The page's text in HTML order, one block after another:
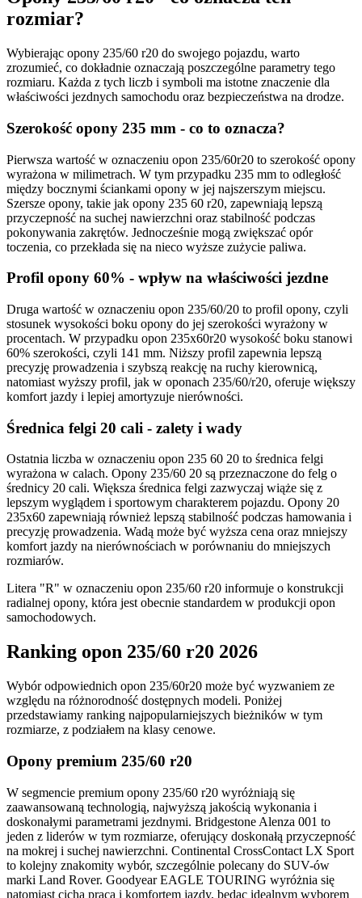
rozmiar?
Wybierając opony 235/60 r20 do swojego pojazdu, warto
zrozumieć, co dokładnie oznaczają poszczególne parametry tego
rozmiaru. Każda z tych liczb i symboli ma istotne znaczenie dla
właściwości jezdnych samochodu oraz bezpieczeństwa na drodze.
Szerokość opony 235 mm - co to oznacza?
Pierwsza wartość w oznaczeniu opon 235/60r20 to szerokość opony
wyrażona w milimetrach. W tym przypadku 235 mm to odległość
między bocznymi ściankami opony w jej najszerszym miejscu.
Szersze opony, takie jak opony 235 60 r20, zapewniają lepszą
przyczepność na suchej nawierzchni oraz stabilność podczas
pokonywania zakrętów. Jednocześnie mogą zwiększać opór
toczenia, co przekłada się na nieco wyższe zużycie paliwa.
Profil opony 60% - wpływ na właściwości jezdne
Druga wartość w oznaczeniu opon 235/60/20 to profil opony, czyli
stosunek wysokości boku opony do jej szerokości wyrażony w
procentach. W przypadku opon 235x60r20 wysokość boku stanowi
60% szerokości, czyli 141 mm. Niższy profil zapewnia lepszą
precyzję prowadzenia i szybszą reakcję na ruchy kierownicą,
natomiast wyższy profil, jak w oponach 235/60/r20, oferuje większy
komfort jazdy i lepiej amortyzuje nierówności.
Średnica felgi 20 cali - zalety i wady
Ostatnia liczba w oznaczeniu opon 235 60 20 to średnica felgi
wyrażona w calach. Opony 235/60 20 są przeznaczone do felg o
średnicy 20 cali. Większa średnica felgi zazwyczaj wiąże się z
lepszym wyglądem i sportowym charakterem pojazdu. Opony 20
235x60 zapewniają również lepszą stabilność podczas hamowania i
precyzję prowadzenia. Wadą może być wyższa cena oraz mniejszy
komfort jazdy na nierównościach w porównaniu do mniejszych
rozmiarów.
Litera "R" w oznaczeniu opon 235/60 r20 informuje o konstrukcji
radialnej opony, która jest obecnie standardem w produkcji opon
samochodowych.
Ranking opon 235/60 r20 2026
Wybór odpowiednich opon 235/60r20 może być wyzwaniem ze
względu na różnorodność dostępnych modeli. Poniżej
przedstawiamy ranking najpopularniejszych bieżników w tym
rozmiarze, z podziałem na klasy cenowe.
Opony premium 235/60 r20
W segmencie premium opony 235/60 r20 wyróżniają się
zaawansowaną technologią, najwyższą jakością wykonania i
doskonałymi parametrami jezdnymi. Bridgestone Alenza 001 to
jeden z liderów w tym rozmiarze, oferujący doskonałą przyczepność
na mokrej i suchej nawierzchni. Continental CrossContact LX Sport
to kolejny znakomity wybór, szczególnie polecany do SUV-ów
marki Land Rover. Goodyear EAGLE TOURING wyróżnia się
natomiast cichą pracą i komfortem jazdy, będąc idealnym wyborem